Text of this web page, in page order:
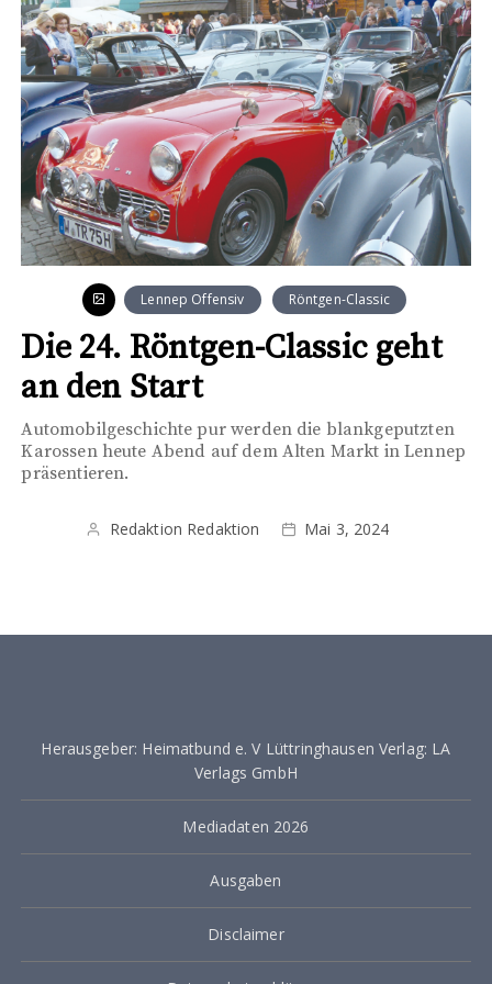
Lennep Offensiv Röntgen-Classic
Die 24. Röntgen-Classic geht
an den Start
Automobilgeschichte pur werden die blankgeputzten
Karossen heute Abend auf dem Alten Markt in Lennep
präsentieren.
Redaktion Redaktion Mai 3, 2024
Herausgeber: Heimatbund e. V Lüttringhausen Verlag: LA
Verlags GmbH
Mediadaten 2026
Ausgaben
Disclaimer